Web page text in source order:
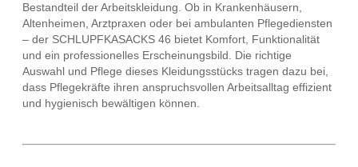
Bestandteil der Arbeitskleidung. Ob in Krankenhäusern,
Altenheimen, Arztpraxen oder bei ambulanten Pflegediensten
– der SCHLUPFKASACKS 46 bietet Komfort, Funktionalität
und ein professionelles Erscheinungsbild. Die richtige
Auswahl und Pflege dieses Kleidungsstücks tragen dazu bei,
dass Pflegekräfte ihren anspruchsvollen Arbeitsalltag effizient
und hygienisch bewältigen können.